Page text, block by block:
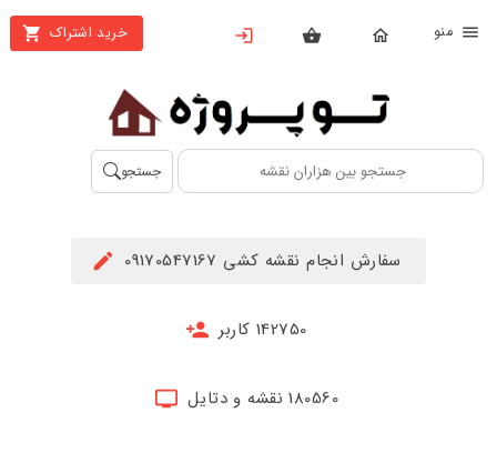
خرید اشتراک
بستن
محصولات
تهیه
اشتراک
جستجو
سفارش انجام نقشه کشی 09170547167
142750 کاربر
180560 نقشه و دتایل